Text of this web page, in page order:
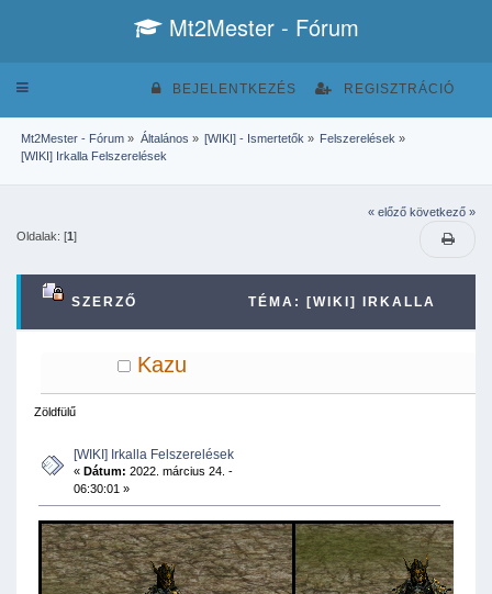
Mt2Mester - Fórum
Toggle
BEJELENTKEZÉS REGISZTRÁCIÓ
Mt2Mester - Fórum » Általános » [WIKI] - Ismertetők » Felszerelések »
[WIKI] Irkalla Felszerelések
« előző következő »
Oldalak: [1]
SZERZŐ TÉMA: [WIKI] IRKALLA
FELSZERELÉSEK (MEGTEKINTVE 43957
ALKALOMMAL)
Kazu
Zöldfülű
[WIKI] Irkalla Felszerelések
«Dátum: 2022. március 24. -
06:30:01 »